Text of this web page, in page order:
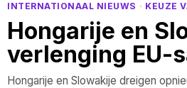
INTERNATIONAAL NIEUWS · KEUZE
Hongarije en
verlenging EU-
Hongarije en Slowakije dreigen